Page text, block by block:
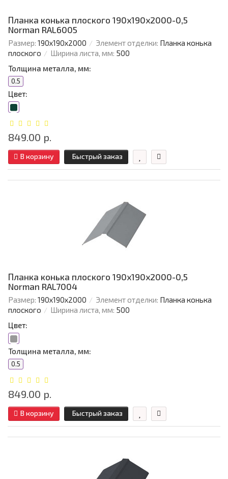
Планка конька плоского 190х190х2000-0,5
Norman RAL6005
Размер: 190х190х2000 Элемент отделки: Планка конька
плоского
Ширина листа, мм: 500
Толщина металла, мм:
0.5
Цвет:
849.00 р.
В корзину Быстрый заказ
Планка конька плоского 190х190х2000-0,5
Norman RAL7004
Размер: 190х190х2000 Элемент отделки: Планка конька
плоского
Ширина листа, мм: 500
Цвет:
Толщина металла, мм:
0.5
849.00 р.
В корзину Быстрый заказ